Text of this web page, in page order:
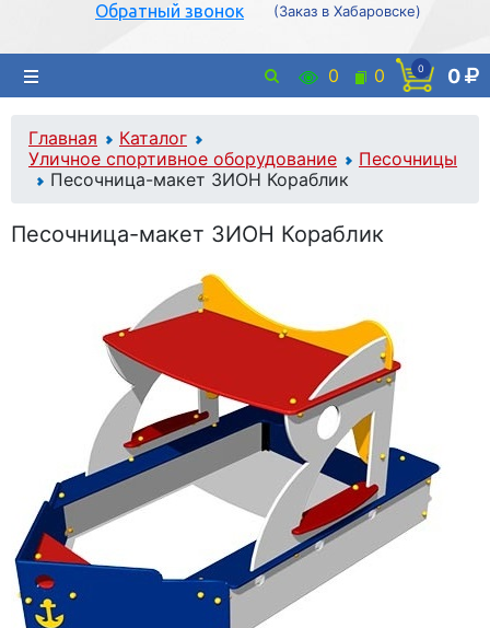
Обратный звонок (Заказ в Хабаровске)
0 0 0 0
Главная
Каталог
Уличное спортивное оборудование
Песочницы
Песочница-макет ЗИОН Кораблик
Песочница-макет ЗИОН Кораблик